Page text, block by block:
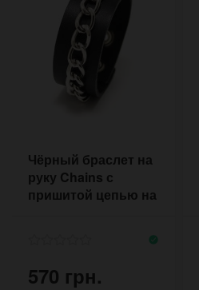
Чёрный браслет на
руку Chains с
пришитой цепью на
570 грн.